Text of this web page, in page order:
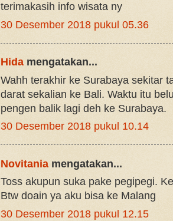
terimakasih info wisata ny
30 Desember 2018 pukul 05.36
Hidamengatakan...
Wahh terakhir ke Surabaya sekitar
darat sekalian ke Bali. Waktu itu
pengen balik lagi deh ke Surabaya.
30 Desember 2018 pukul 10.14
Novitaniamengatakan...
Toss akupun suka pake pegipegi.
Btw doain ya aku bisa ke Malang
30 Desember 2018 pukul 12.15